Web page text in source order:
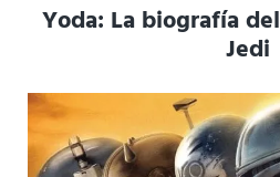
Yoda: La biografía
Jedi